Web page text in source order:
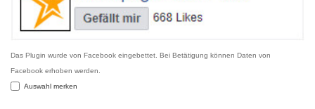
Das Plugin wurde von Facebook eingebettet. Bei Betätigung können Daten von
Facebook erhoben werden.
Auswahl merken